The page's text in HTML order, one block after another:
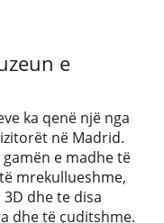
e
ka qenë një nga
në Madrid.
e madhe të
mrekullueshme,
dhe te disa
dhe të çuditshme.